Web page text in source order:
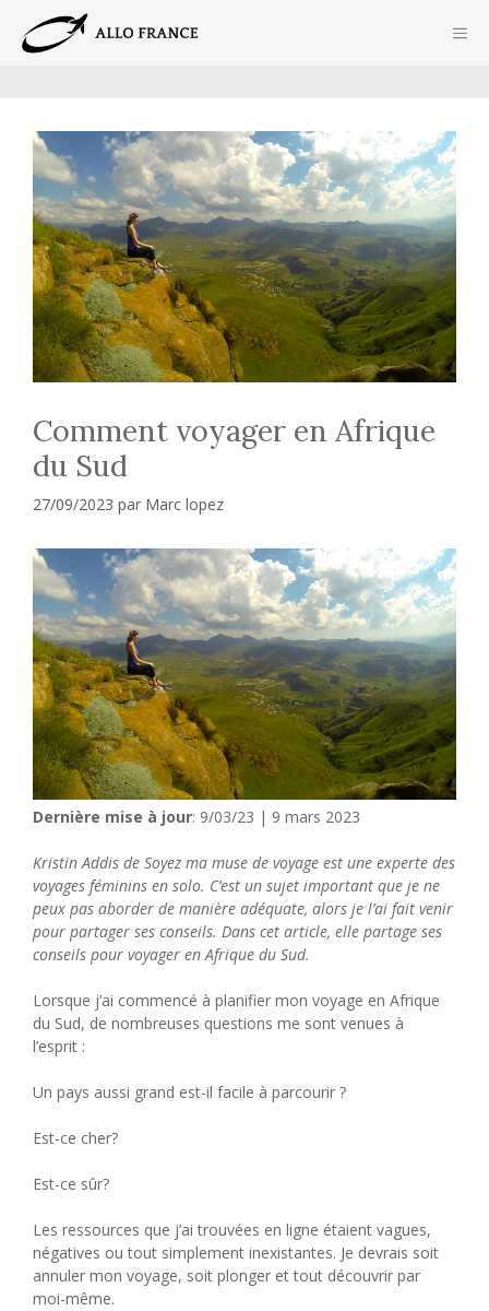
contenu
Comment voyager en Afrique
du Sud
27/09/2023 par Marc lopez
Dernière mise à jour: 9/03/23 | 9 mars 2023
Kristin Addis de Soyez ma muse de voyage est une experte des
voyages féminins en solo. C’est un sujet important que je ne
peux pas aborder de manière adéquate, alors je l’ai fait venir
pour partager ses conseils. Dans cet article, elle partage ses
conseils pour voyager en Afrique du Sud.
Lorsque j’ai commencé à planifier mon voyage en Afrique
du Sud, de nombreuses questions me sont venues à
l’esprit :
Un pays aussi grand est-il facile à parcourir ?
Est-ce cher?
Est-ce sûr?
Les ressources que j’ai trouvées en ligne étaient vagues,
négatives ou tout simplement inexistantes. Je devrais soit
annuler mon voyage, soit plonger et tout découvrir par
moi-même.